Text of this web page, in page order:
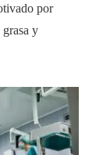
por
y